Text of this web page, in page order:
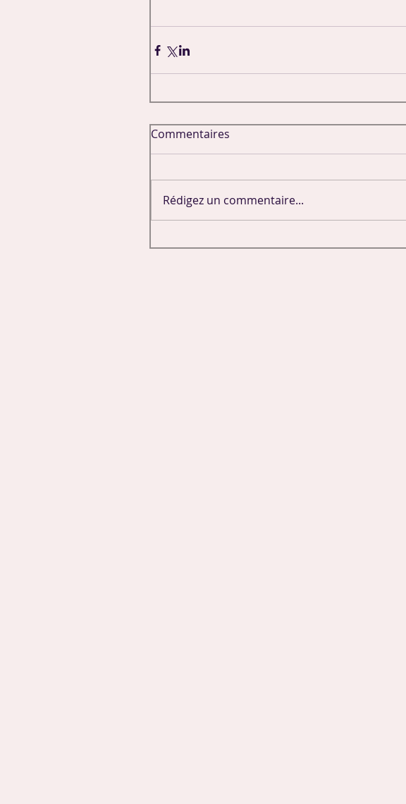
Commentaires
Rédigez un commentaire...